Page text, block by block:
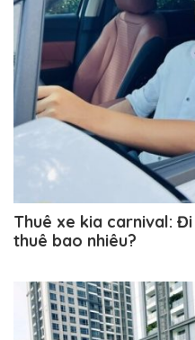
Thuê xe kia carnival:
thuê bao nhiêu?